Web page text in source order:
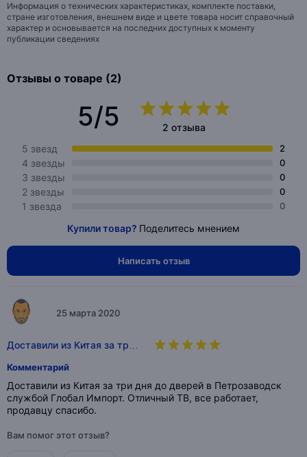
Информация о технических характеристиках, комплекте поставки,
стране изготовления, внешнем виде и цвете товара носит справочный
характер и основывается на последних доступных к моменту
публикации сведениях
Отзывы о товаре (2)
5/5
2 отзыва
5 звезд
2
4 звезды 0
3 звезды 0
2 звезды 0
1 звезда 0
Купили товар? Поделитесь мнением
Написать отзыв
25 марта 2020
Доставили из Китая за тр…
Комментарий
Доставили из Китая за три дня до дверей в Петрозаводск
службой Глобал Импорт. Отличный ТВ, все работает,
продавцу спасибо.
Вам помог этот отзыв?